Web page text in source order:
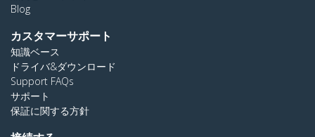
Blog
カスタマーサポート
知識ベース
ドライバ&ダウンロード
Support FAQs
サポート
保証に関する方針